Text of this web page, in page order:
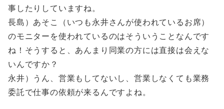
事したりしていますね。
長島）あそこ（いつも永井さんが使われているお席）
のモニターを使われているのはそういうことなんです
ね！そうすると、あんまり同業の方には直接は会えな
いんですか？
永井）うん、営業もしてないし、営業しなくても業務
委託で仕事の依頼が来るんですよね。